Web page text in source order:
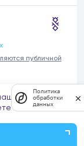
публичной
частных услуг от
продажи
на то, что
не имеет
к частным
на
согласие на
Политика
обработки
данных